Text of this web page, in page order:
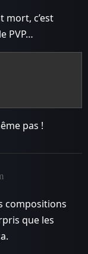
mort, c’est
PVP…
pas !
compositions
que les